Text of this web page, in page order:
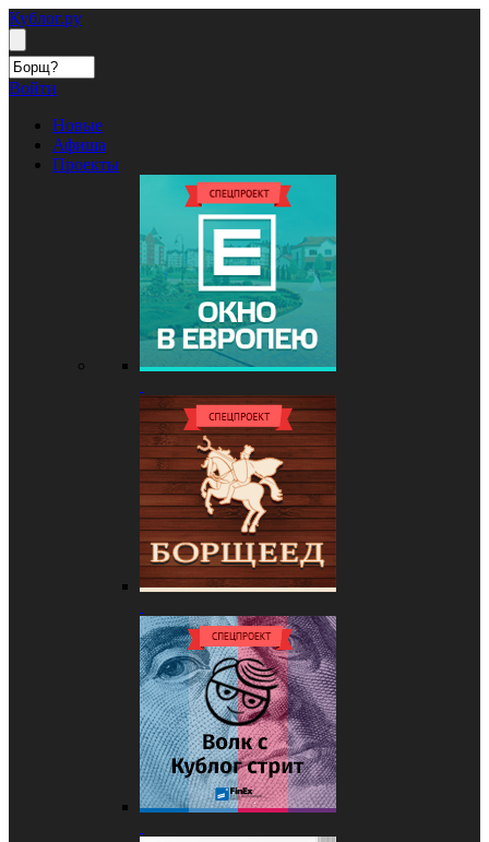
Кублог.ру
Войти
Новые
Афиша
Проекты